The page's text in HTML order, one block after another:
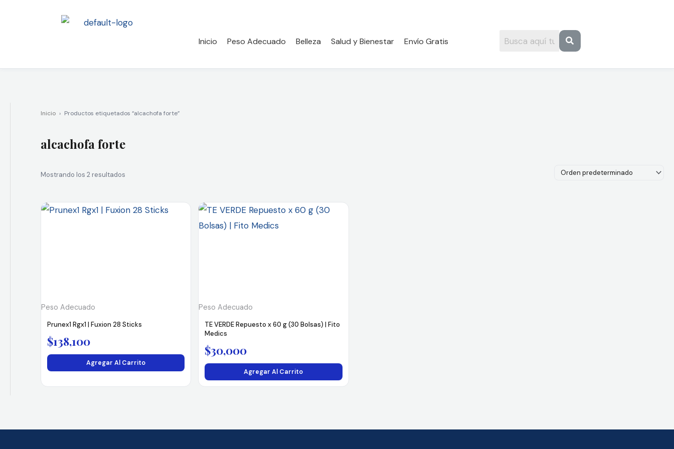
Inicio Peso Adecuado Belleza Salud y Bienestar Envío Gratis
Inicio › Productos etiquetados “alcachofa forte”
alcachofa forte
Mostrando los 2 resultados
Peso Adecuado
Prunex1 Rgx1 | Fuxion 28 Sticks
$138,100
Agregar Al Carrito
Peso Adecuado
TE VERDE Repuesto x 60 g (30 Bolsas) | Fito
Medics
$30,000
Agregar Al Carrito